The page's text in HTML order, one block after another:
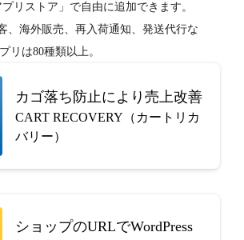
リストア」で自由に追加できます。
、海外販売、再入荷通知、発送代行な
リは80種類以上。
カゴ落ち防止により売上改善
CART RECOVERY（カートリカ
バリー）
ショップのURLでWordPress